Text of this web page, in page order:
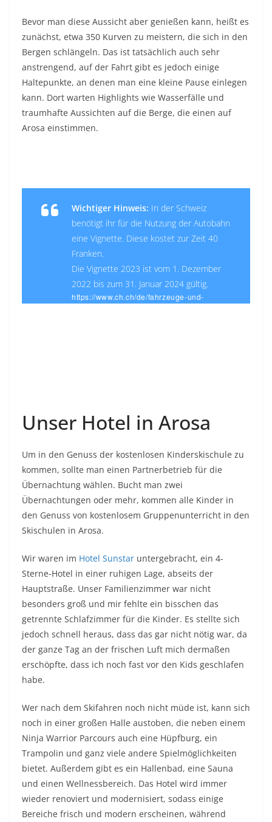
Bevor man diese Aussicht aber genießen kann, heißt es
zunächst, etwa 350 Kurven zu meistern, die sich in den
Bergen schlängeln. Das ist tatsächlich auch sehr
anstrengend, auf der Fahrt gibt es jedoch einige
Haltepunkte, an denen man eine kleine Pause einlegen
kann. Dort warten Highlights wie Wasserfälle und
traumhafte Aussichten auf die Berge, die einen auf
Arosa einstimmen.
Wichtiger Hinweis: In der Schweiz
benötigt ihr für die Nutzung der Autobahn
eine Vignette. Diese kostet zur Zeit 40
Franken.
Die Vignette 2023 ist vom 1. Dezember
2022 bis zum 31. Januar 2024 gültig.
https://www.ch.ch/de/fahrzeuge-und-
verkehr/autos-und-andere-
Unser Hotel in Arosa
Um in den Genuss der kostenlosen Kinderskischule zu
kommen, sollte man einen Partnerbetrieb für die
Übernachtung wählen. Bucht man zwei
Übernachtungen oder mehr, kommen alle Kinder in
den Genuss von kostenlosem Gruppenunterricht in den
Skischulen in Arosa.
Wir waren im Hotel Sunstar untergebracht, ein 4-
Sterne-Hotel in einer ruhigen Lage, abseits der
Hauptstraße. Unser Familienzimmer war nicht
besonders groß und mir fehlte ein bisschen das
getrennte Schlafzimmer für die Kinder. Es stellte sich
jedoch schnell heraus, dass das gar nicht nötig war, da
der ganze Tag an der frischen Luft mich dermaßen
erschöpfte, dass ich noch fast vor den Kids geschlafen
habe.
Wer nach dem Skifahren noch nicht müde ist, kann sich
noch in einer großen Halle austoben, die neben einem
Ninja Warrior Parcours auch eine Hüpfburg, ein
Trampolin und ganz viele andere Spielmöglichkeiten
bietet. Außerdem gibt es ein Hallenbad, eine Sauna
und einen Wellnessbereich. Das Hotel wird immer
wieder renoviert und modernisiert, sodass einige
Bereiche frisch und modern erscheinen, während